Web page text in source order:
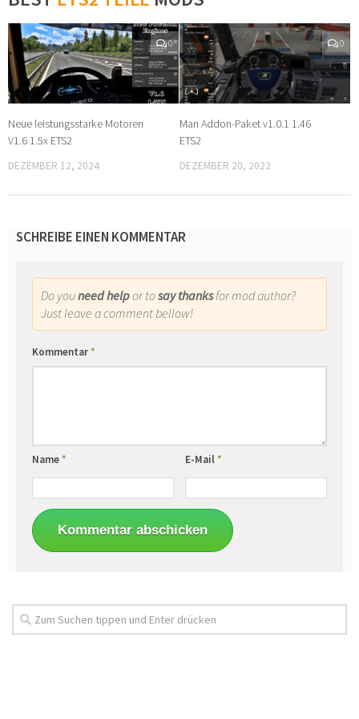
0
Neue leistungsstarke Motoren
V1.6 1.5x ETS2
DEZEMBER 12, 2024
0
Man Addon-Paket v1.0.1 1.46
ETS2
DEZEMBER 20, 2022
SCHREIBE EINEN KOMMENTAR
Do youneed helpor tosay thanksfor mod author?
Just leave a comment bellow!
Kommentar*
Name* E-Mail*